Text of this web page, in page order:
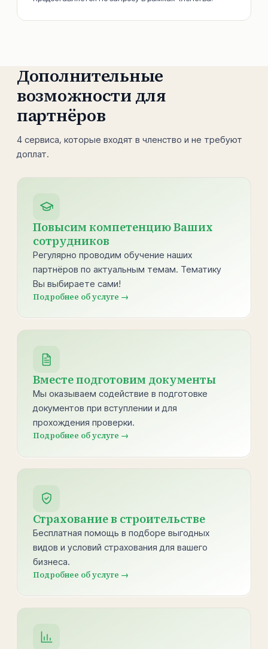
Дополнительные
возможности для
партнёров
4 сервиса, которые входят в членство и не требуют
доплат.
Повысим компетенцию Ваших
сотрудников
Регулярно проводим обучение наших
партнёров по актуальным темам. Тематику
Вы выбираете сами!
Подробнее об услуге →
Вместе подготовим документы
Мы оказываем содействие в подготовке
документов при вступлении и для
прохождения проверки.
Подробнее об услуге →
Страхование в строительстве
Бесплатная помощь в подборе выгодных
видов и условий страхования для вашего
бизнеса.
Подробнее об услуге →